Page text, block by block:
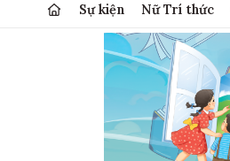
Sự kiện Nữ Trí thức